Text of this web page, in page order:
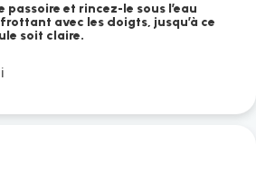
passoire et rincez-le sous l’eau
avec les doigts, jusqu’à ce
soit claire.